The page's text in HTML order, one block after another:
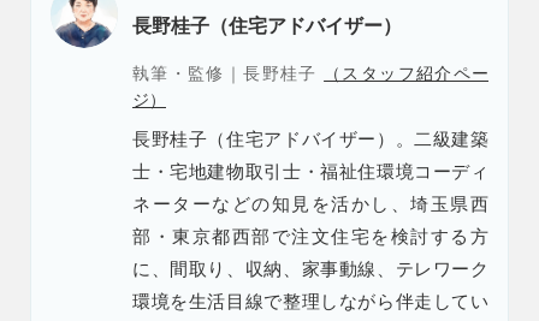
長野桂子（住宅アドバイザー）
執筆・監修｜長野桂子
（スタッフ紹介ペー
ジ）
長野桂子（住宅アドバイザー）。二級建築
士・宅地建物取引士・福祉住環境コーディ
ネーターなどの知見を活かし、埼玉県西
部・東京都西部で注文住宅を検討する方
に、間取り、収納、家事動線、テレワーク
環境を生活目線で整理しながら伴走してい